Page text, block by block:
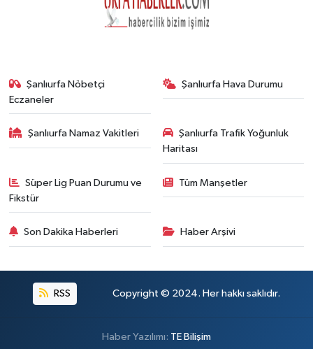
Şanlıurfa Nöbetçi
Eczaneler
Şanlıurfa Hava Durumu
Şanlıurfa Namaz Vakitleri
Şanlıurfa Trafik Yoğunluk
Haritası
Süper Lig Puan Durumu ve
Fikstür
Tüm Manşetler
Son Dakika Haberleri Haber Arşivi
RSS Copyright © 2024. Her hakkı saklıdır.
Haber Yazılımı: TE Bilişim